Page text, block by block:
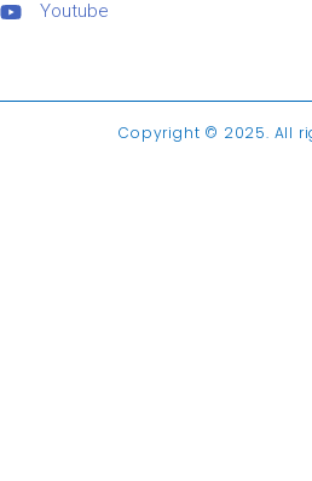
Youtube
Copyright © 2025. All